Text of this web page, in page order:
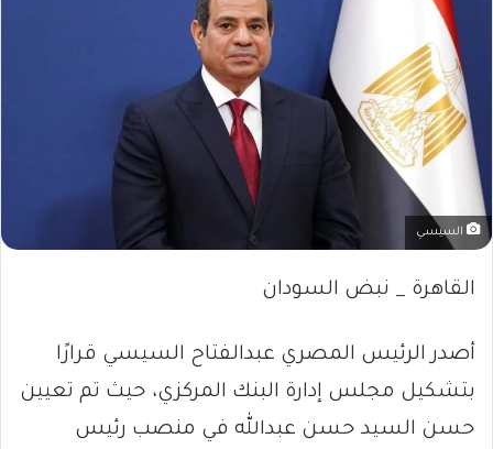
السيسي
القاهرة _ نبض السودان
أصدر الرئيس المصري عبدالفتاح السيسي قرارًا
بتشكيل مجلس إدارة البنك المركزي، حيث تم تعيين
حسن السيد حسن عبدالله في منصب رئيس